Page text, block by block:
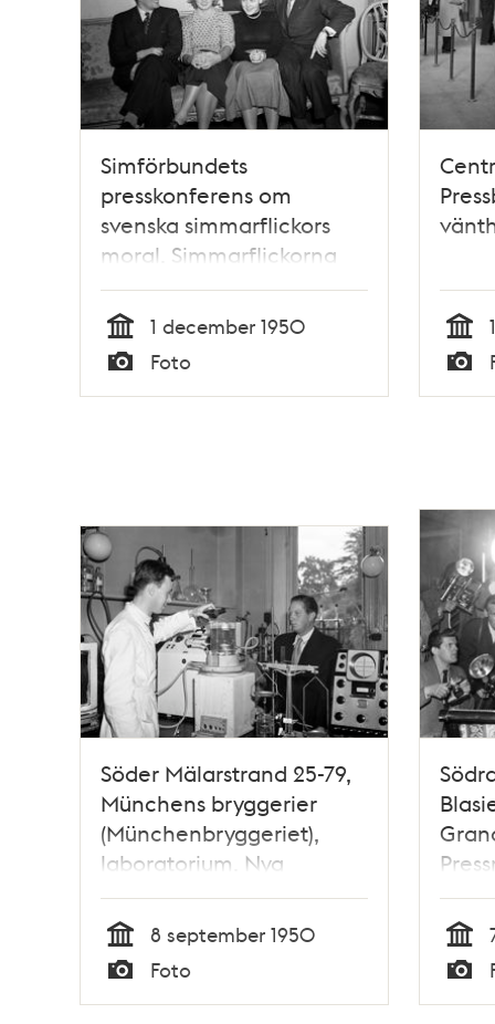
Simförbundets
presskonferens om
svenska simmarflickors
moral. Simmarflickorna
blev efter beskyllningar
för omoraliskt
uppträdande av en
Österrikisk tidning
rentvådda
Tid
1 december 1950
Typ
Foto Tid
Typ
Söder Mälarstrand 25-79,
Münchens bryggerier
(Münchenbryggeriet),
laboratorium. Nya
forskningsresultat visas
för pressen
Tid
8 september 1950
Typ
Foto Tid
Typ